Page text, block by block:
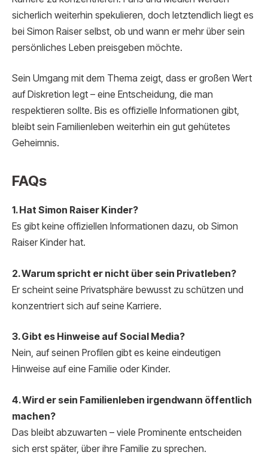
sicherlich weiterhin spekulieren, doch letztendlich liegt es
bei Simon Raiser selbst, ob und wann er mehr über sein
persönliches Leben preisgeben möchte.
Sein Umgang mit dem Thema zeigt, dass er großen Wert
auf Diskretion legt – eine Entscheidung, die man
respektieren sollte. Bis es offizielle Informationen gibt,
bleibt sein Familienleben weiterhin ein gut gehütetes
Geheimnis.
FAQs
1. Hat Simon Raiser Kinder?
Es gibt keine offiziellen Informationen dazu, ob Simon
Raiser Kinder hat.
2. Warum spricht er nicht über sein Privatleben?
Er scheint seine Privatsphäre bewusst zu schützen und
konzentriert sich auf seine Karriere.
3. Gibt es Hinweise auf Social Media?
Nein, auf seinen Profilen gibt es keine eindeutigen
Hinweise auf eine Familie oder Kinder.
4. Wird er sein Familienleben irgendwann öffentlich
machen?
Das bleibt abzuwarten – viele Prominente entscheiden
sich erst später, über ihre Familie zu sprechen.